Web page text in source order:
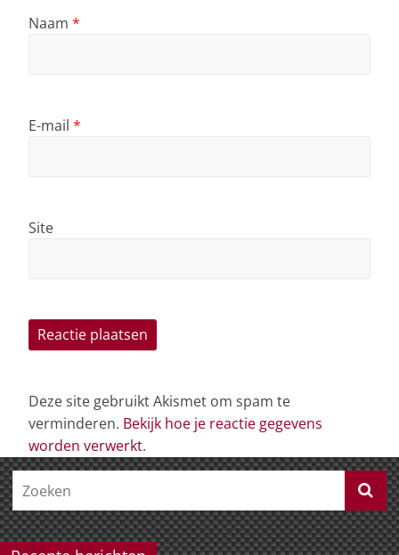
Naam *
E-mail *
Site
Deze site gebruikt Akismet om spam te
verminderen. Bekijk hoe je reactie gegevens
worden verwerkt.